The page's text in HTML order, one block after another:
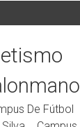
De Fútbol